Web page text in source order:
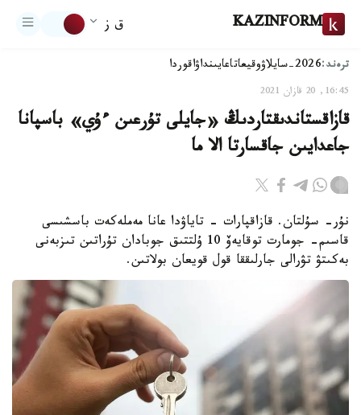
KAZINFORM ق ز
ترەند:2026-سايلاۋ وقيعاتاعايىنداۋاقوردا
16:45, 20 قازان 2021
قازاقستاندىقتاردىڭ «جايلى تۇرعىن ءۇي» باسپانا
جاعدايىن جاقسارتا الا ما
نۇر- سۇلتان. قازاقپارات - تاياۋدا عانا مەملەكەت باسشىسى
قاسىم- جومارت توقايەۆ 10 ۇلتتىق جوبادان تۇراتىن تىزبەنى
بەكىتۋ تۋرالى جارلىققا قول قويعان بولاتىن.